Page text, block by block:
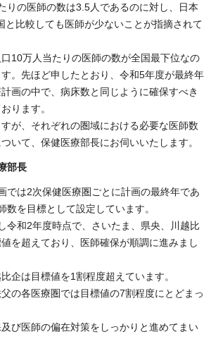
りの医師の数は3.5人であるのに対し、日本
と比較しても医師が少ないことが指摘されて
10万人当たりの医師の数が全国最下位なの
。先ほど申したとおり、令和5年度が最終年
画の中で、病床数と同じように確保すべき
ります。
が、それぞれの圏域における必要な医師数
いて、保健医療部長にお伺いいたします。
部長
では2次保健医療圏ごとに計画の最終年であ
数を目標として設定しています。
令和2年度時点で、さいたま、県央、川越比
を超えており、医師確保が順調に進みまし
企は目標値を1割程度超えています。
の各医療圏では目標値の7割程度にとどまっ
び医師の偏在対策をしっかりと進めてまい